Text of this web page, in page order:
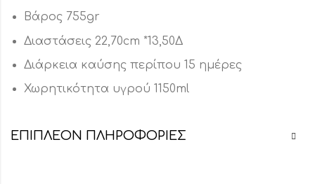
Βάρος 755gr
Διαστάσεις 22,70cm *13,50Δ
Διάρκεια καύσης περίπου 15 ημέρες
Χωρητικότητα υγρού 1150ml
ΕΠΙΠΛΈΟΝ ΠΛΗΡΟΦΟΡΊΕΣ